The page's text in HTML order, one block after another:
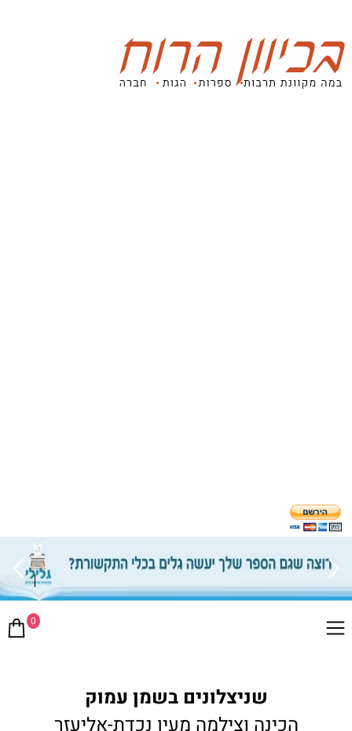
0
שניצלונים בשמן עמוק
הכינה וצילמה מעין נכדת-אליעזר